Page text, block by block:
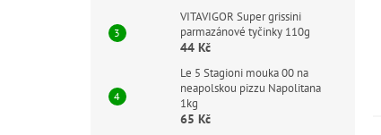
VITAVIGOR Super grissini
parmazánové tyčinky 110g
44 Kč
Le 5 Stagioni mouka 00 na
neapolskou pizzu Napolitana
1kg
65 Kč